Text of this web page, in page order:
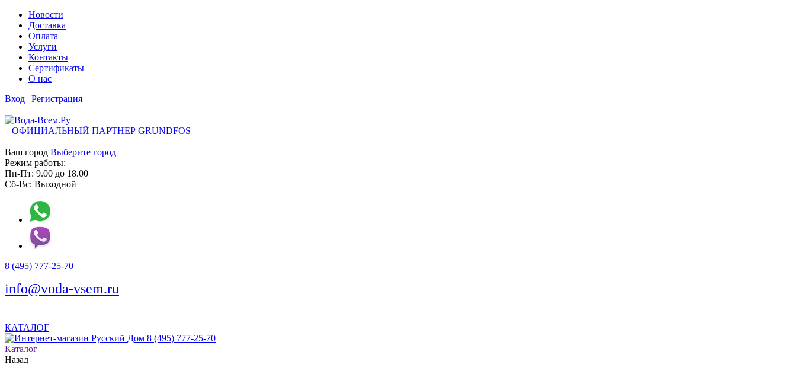
Новости
Доставка
Оплата
Услуги
Контакты
Cертификаты
О нас
Вход | Регистрация
ОФИЦИАЛЬНЫЙ ПАРТНЕР GRUNDFOS
Ваш город Выберите город
Режим работы:
Пн-Пт: 9.00 до 18.00
Сб-Вс: Выходной
8 (495) 777-25-70
info@voda-vsem.ru
КАТАЛОГ
8 (495) 777-25-70
Каталог
Назад